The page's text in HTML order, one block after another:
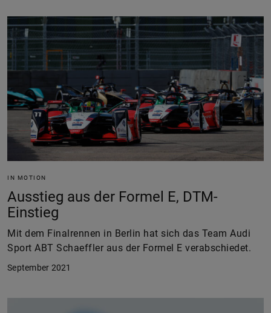
IN MOTION
Ausstieg aus der Formel E, DTM-
Einstieg
Mit dem Finalrennen in Berlin hat sich das Team Audi
Sport ABT Schaeffler aus der Formel E verabschiedet.
September 2021